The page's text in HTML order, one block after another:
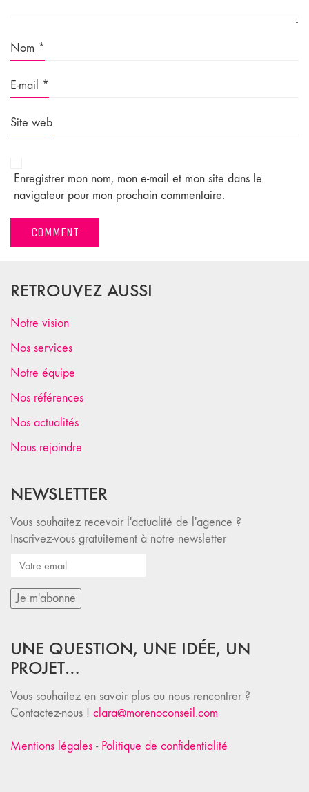
Nom *
E-mail *
Site web
Enregistrer mon nom, mon e-mail et mon site dans le
navigateur pour mon prochain commentaire.
RETROUVEZ AUSSI
Notre vision
Nos services
Notre équipe
Nos références
Nos actualités
Nous rejoindre
NEWSLETTER
Vous souhaitez recevoir l'actualité de l'agence ?
Inscrivez-vous gratuitement à notre newsletter
UNE QUESTION, UNE IDÉE, UN
PROJET…
Vous souhaitez en savoir plus ou nous rencontrer ?
Contactez-nous ! clara@morenoconseil.com
Mentions légales - Politique de confidentialité